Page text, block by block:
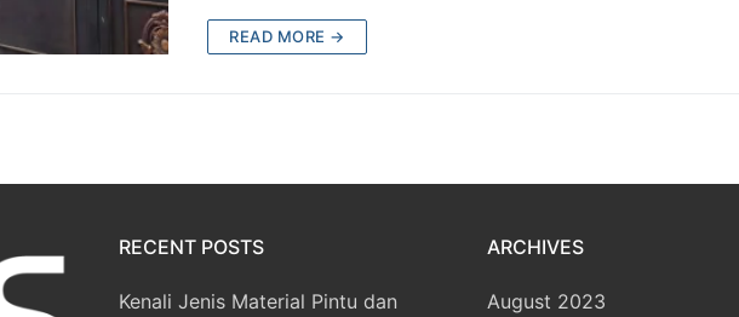
READ MORE →
RECENT POSTS
Kenali Jenis Material Pintu dan
ARCHIVES
August 2023